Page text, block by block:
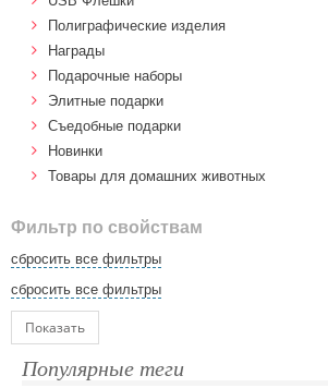
Полиграфические изделия
Награды
Подарочные наборы
Элитные подарки
Cъедобные подарки
Новинки
Товары для домашних животных
Фильтр по свойствам
сбросить все фильтры
сбросить все фильтры
Показать
Популярные теги